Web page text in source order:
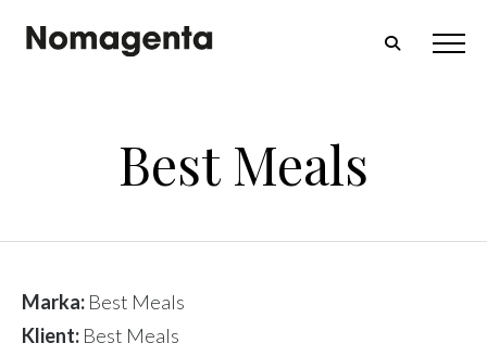
Best Meals
Marka: Best Meals
Klient: Best Meals